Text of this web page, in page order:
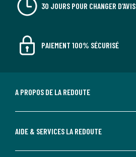
30 JOURS POUR CHANGER D'AVIS
PAIEMENT 100% SÉCURISÉ
A PROPOS DE LA REDOUTE
AIDE & SERVICES LA REDOUTE